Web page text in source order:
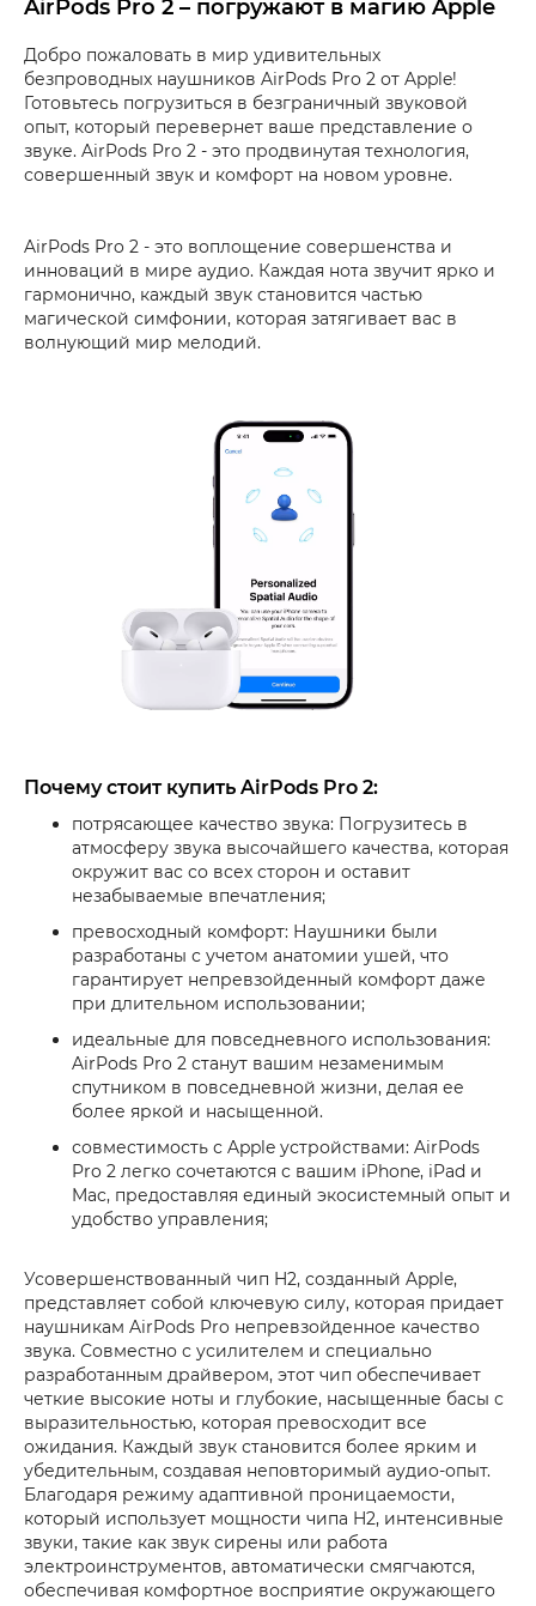
AirPods Pro 2 – погружают в магию Apple
Добро пожаловать в мир удивительных
безпроводных наушников AirPods Pro 2 от Apple!
Готовьтесь погрузиться в безграничный звуковой
опыт, который перевернет ваше представление о
звуке. AirPods Pro 2 - это продвинутая технология,
совершенный звук и комфорт на новом уровне.
AirPods Pro 2 - это воплощение совершенства и
инноваций в мире аудио. Каждая нота звучит ярко и
гармонично, каждый звук становится частью
магической симфонии, которая затягивает вас в
волнующий мир мелодий.
Почему стоит купить AirPods Pro 2:
потрясающее качество звука: Погрузитесь в
атмосферу звука высочайшего качества, которая
окружит вас со всех сторон и оставит
незабываемые впечатления;
превосходный комфорт: Наушники были
разработаны с учетом анатомии ушей, что
гарантирует непревзойденный комфорт даже
при длительном использовании;
идеальные для повседневного использования:
AirPods Pro 2 станут вашим незаменимым
спутником в повседневной жизни, делая ее
более яркой и насыщенной.
совместимость с Apple устройствами: AirPods
Pro 2 легко сочетаются с вашим iPhone, iPad и
Mac, предоставляя единый экосистемный опыт и
удобство управления;
Усовершенствованный чип H2, созданный Apple,
представляет собой ключевую силу, которая придает
наушникам AirPods Pro непревзойденное качество
звука. Совместно с усилителем и специально
разработанным драйвером, этот чип обеспечивает
четкие высокие ноты и глубокие, насыщенные басы с
выразительностью, которая превосходит все
ожидания. Каждый звук становится более ярким и
убедительным, создавая неповторимый аудио-опыт.
Благодаря режиму адаптивной проницаемости,
который использует мощности чипа H2, интенсивные
звуки, такие как звук сирены или работа
электроинструментов, автоматически смягчаются,
обеспечивая комфортное восприятие окружающего